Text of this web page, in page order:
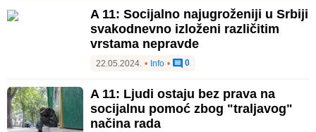
A 11: Socijalno najugroženiji u Srbiji
svakodnevno izloženi različitim
vrstama nepravde
22.05.2024. • Info • 0
A 11: Ljudi ostaju bez prava na
socijalnu pomoć zbog "traljavog"
načina rada